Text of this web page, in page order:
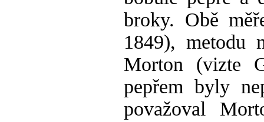
broky. Obě
1849), metodu
Morton (vizte
pepřem byly
považoval